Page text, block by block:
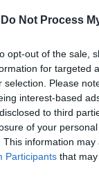
Do Not Process
opt-out of the sale,
for targeted
selection. Please
interest-based
to third
of your
This information
Participants that
Insomma,
parte di tutti,
Cei. Invece,
lo hanno
la
bensì di un
dalla
da